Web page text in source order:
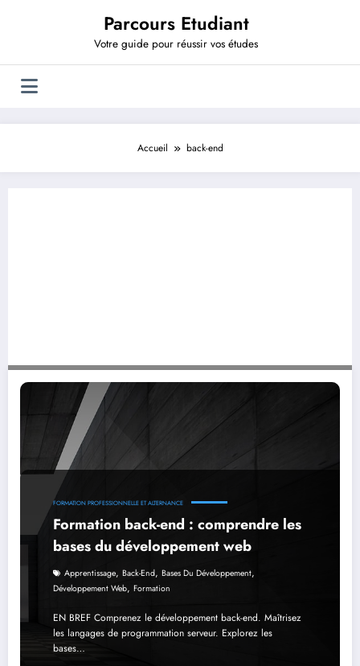
Parcours Etudiant
Votre guide pour réussir vos études
Accueil back-end
Formation back-end : comprendre les bases du développement web
FORMATION PROFESSIONNELLE ET ALTERNANCE
Formation back-end : comprendre les
bases du développement web
Apprentissage, Back-End, Bases Du Développement,
Développement Web, Formation
EN BREF Comprenez le développement back-end. Maîtrisez
les langages de programmation serveur. Explorez les
bases…